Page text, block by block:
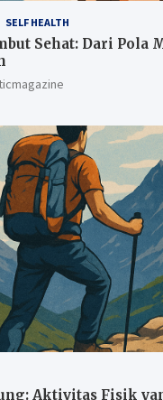
SELF HEALTH
Sehat: Dari Pola
Aktivitas Fisik